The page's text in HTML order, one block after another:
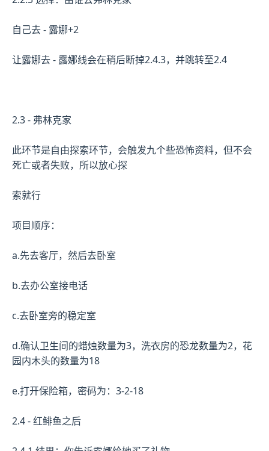
自己去 - 露娜+2
让露娜去 - 露娜线会在稍后断掉2.4.3，并跳转至2.4
2.3 - 弗林克家
此环节是自由探索环节，会触发九个些恐怖资料，但不会
死亡或者失败，所以放心探
索就行
项目顺序：
a.先去客厅，然后去卧室
b.去办公室接电话
c.去卧室旁的稳定室
d.确认卫生间的蜡烛数量为3，洗衣房的恐龙数量为2，花
园内木头的数量为18
e.打开保险箱，密码为：3-2-18
2.4 - 红鲱鱼之后